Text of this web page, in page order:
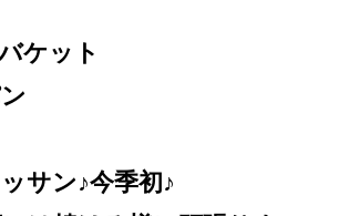
ケット
サン♪今季初♪